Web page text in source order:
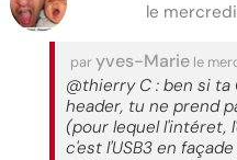
le
paryves-Marie le
@thierry C : ben si
header, tu ne prend
(pour lequel l'intéret,
c'est l'USB3 en